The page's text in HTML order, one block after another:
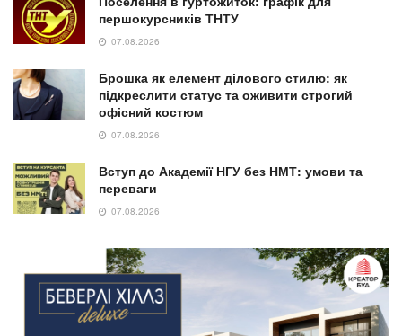
першокурсників ТНТУ
07.08.2026
Брошка як елемент ділового стилю: як
підкреслити статус та оживити строгий
офісний костюм
07.08.2026
Вступ до Академії НГУ без НМТ: умови та
переваги
07.08.2026